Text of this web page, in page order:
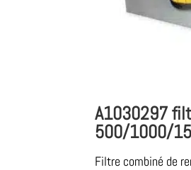
A1030297
500/1000/
Filtre combiné de